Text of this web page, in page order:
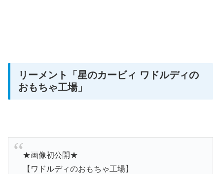
リーメント
「星のカービィ ワドルディの
おもちゃ工場」
★画像初公開★
【ワドルディのおもちゃ工場】